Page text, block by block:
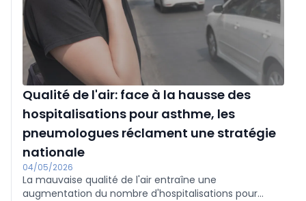
Qualité de l'air: face à la hausse des
hospitalisations pour asthme, les
pneumologues réclament une stratégie
nationale
04/05/2026
La mauvaise qualité de l'air entraîne une
augmentation du nombre d'hospitalisations pour